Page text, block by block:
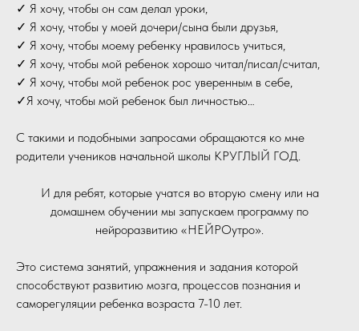
✓ Я хочу, чтобы он сам делал уроки,
✓ Я хочу, чтобы у моей дочери/сына были друзья,
✓ Я хочу, чтобы моему ребенку нравилось учиться,
✓ Я хочу, чтобы мой ребенок хорошо читал/писал/считал,
✓ Я хочу, чтобы мой ребенок рос уверенным в себе,
✓Я хочу, чтобы мой ребенок был личностью…
С такими и подобными запросами обращаются ко мне
родители учеников начальной школы КРУГЛЫЙ ГОД.
И для ребят, которые учатся во вторую смену или на
домашнем обучении мы запускаем программу по
нейроразвитию «НЕЙРОутро».
Это система занятий, упражнения и задания которой
способствуют развитию мозга, процессов познания и
саморегуляции ребенка возраста 7-10 лет.